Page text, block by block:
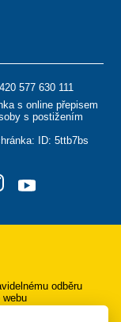
577 630 111
s online přepisem
s postižením
ID: 5ttb7bs
odběru